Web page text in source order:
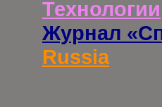
Технологии
Журнал
Russia